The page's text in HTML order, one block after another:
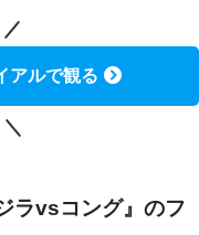
アルで観る
ラvsコング』のフ